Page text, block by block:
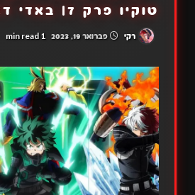
טוקיו פרק 7| באדי דאדיס פרק 7
רקי פברואר 19, 2023 1 min read